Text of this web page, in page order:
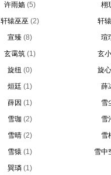
许雨嫱 (5)
栩
轩辕巫巫 (2)
轩
宣臻 (8)
瑄
玄霭筑 (1)
玄
旋纽 (0)
旋
烜廷 (1)
薛
薛因 (1)
雪
雪珈 (2)
雪
雪晴 (2)
雪
雪猿 (1)
雪中
巽璘 (1)